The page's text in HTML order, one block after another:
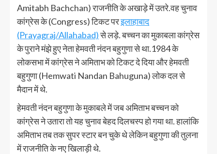
Amitabh Bachchan) राजनीति के अखाड़े में उतरे.वह चुनाव
कांग्रेस के (Congress) टिकट परइलाहाबाद
(Prayagraj/Allahabad)से लड़े. बच्चन का मुकाबला कांग्रेस
के पुराने मंझे हुए नेता हेमवती नंदन बहुगुणा से था.1984 के
लोकसभा में कांग्रेस ने अमिताभ को टिकट दे दिया और हेमवती
बहुगुणा (Hemwati Nandan Bahuguna) लोक दल से
मैदान में थे.
हेमवती नंदन बहुगुणा के मुकाबले में जब अमिताभ बच्चन को
कांग्रेस ने उतारा तो यह चुनाव बेहद दिलचस्प हो गया था. हालांकि
अमिताभ तब तक सुपर स्टार बन चुके थे लेकिन बहुगुणा की तुलना
में राजनीति के नए खिलाड़ी थे.